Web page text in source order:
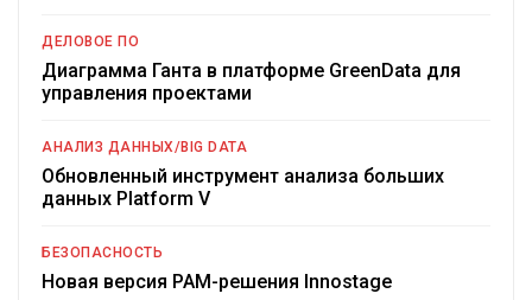
ДЕЛОВОЕ ПО
Диаграмма Ганта в платформе GreenData для
управления проектами
АНАЛИЗ ДАННЫХ/BIG DATA
Обновленный инструмент анализа больших
данных Platform V
БЕЗОПАСНОСТЬ
Новая версия PAM-решения Innostage